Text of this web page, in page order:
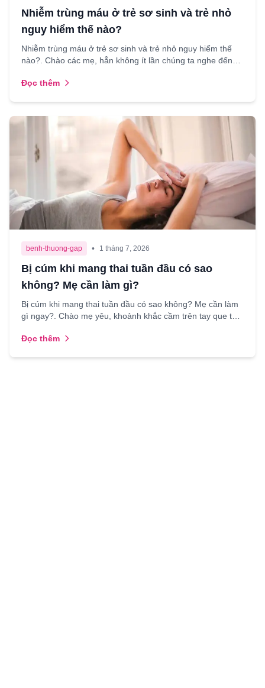
Nhiễm trùng máu ở trẻ sơ sinh và trẻ nhỏ
nguy hiểm thế nào?
Nhiễm trùng máu ở trẻ sơ sinh và trẻ nhỏ nguy hiểm thế
nào?. Chào các mẹ, hẳn không ít lần chúng ta nghe đến
Đọc thêm
benh-thuong-gap • 1 tháng 7, 2026
Bị cúm khi mang thai tuần đầu có sao
không? Mẹ cần làm gì?
Bị cúm khi mang thai tuần đầu có sao không? Mẹ cần làm
gì ngay?. Chào mẹ yêu, khoảnh khắc cầm trên tay que thử
Đọc thêm